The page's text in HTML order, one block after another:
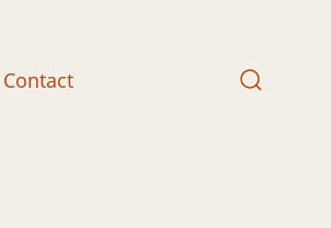
Contact